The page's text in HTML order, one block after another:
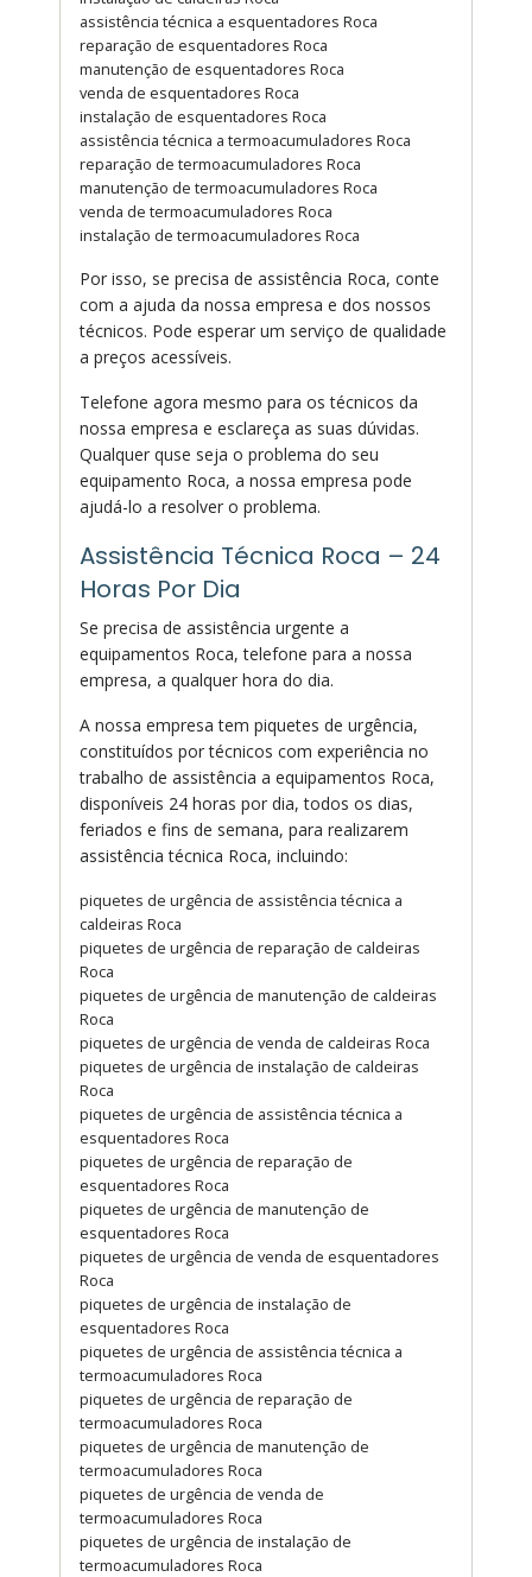
assistência técnica a esquentadores Roca
reparação de esquentadores Roca
manutenção de esquentadores Roca
venda de esquentadores Roca
instalação de esquentadores Roca
assistência técnica a termoacumuladores Roca
reparação de termoacumuladores Roca
manutenção de termoacumuladores Roca
venda de termoacumuladores Roca
instalação de termoacumuladores Roca
Por isso, se precisa de assistência Roca, conte
com a ajuda da nossa empresa e dos nossos
técnicos. Pode esperar um serviço de qualidade
a preços acessíveis.
Telefone agora mesmo para os técnicos da
nossa empresa e esclareça as suas dúvidas.
Qualquer quse seja o problema do seu
equipamento Roca, a nossa empresa pode
ajudá-lo a resolver o problema.
Assistência Técnica Roca – 24
Horas Por Dia
Se precisa de assistência urgente a
equipamentos Roca, telefone para a nossa
empresa, a qualquer hora do dia.
A nossa empresa tem piquetes de urgência,
constituídos por técnicos com experiência no
trabalho de assistência a equipamentos Roca,
disponíveis 24 horas por dia, todos os dias,
feriados e fins de semana, para realizarem
assistência técnica Roca, incluindo:
piquetes de urgência de assistência técnica a
caldeiras Roca
piquetes de urgência de reparação de caldeiras
Roca
piquetes de urgência de manutenção de caldeiras
Roca
piquetes de urgência de venda de caldeiras Roca
piquetes de urgência de instalação de caldeiras
Roca
piquetes de urgência de assistência técnica a
esquentadores Roca
piquetes de urgência de reparação de
esquentadores Roca
piquetes de urgência de manutenção de
esquentadores Roca
piquetes de urgência de venda de esquentadores
Roca
piquetes de urgência de instalação de
esquentadores Roca
piquetes de urgência de assistência técnica a
termoacumuladores Roca
piquetes de urgência de reparação de
termoacumuladores Roca
piquetes de urgência de manutenção de
termoacumuladores Roca
piquetes de urgência de venda de
termoacumuladores Roca
piquetes de urgência de instalação de
termoacumuladores Roca